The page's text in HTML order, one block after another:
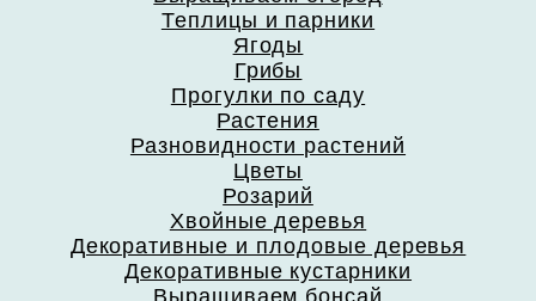
Теплицы и парники
Ягоды
Грибы
Прогулки по саду
Растения
Разновидности растений
Цветы
Розарий
Хвойные деревья
Декоративные и плодовые деревья
Декоративные кустарники
Выращиваем бонсай